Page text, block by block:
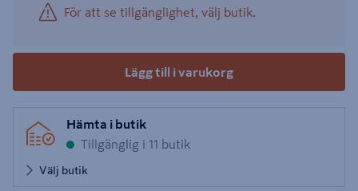
För att se tillgänglighet, välj butik.
Lägg till i varukorg
Hämta i butik
Tillgänglig i 11 butik
Välj butik